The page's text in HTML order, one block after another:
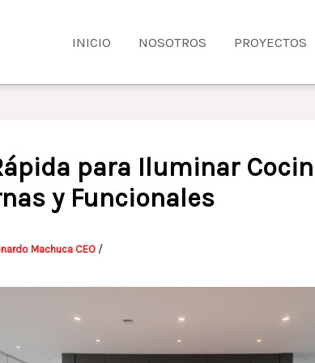
INICIO NOSOTROS PROYECTOS
para Iluminar
y Funcionales
Machuca CEO /